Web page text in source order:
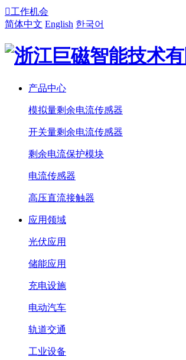
工作机会
简体中文 English 한국어
产品中心
模拟量剩余电流传感器
开关量剩余电流传感器
剩余电流保护模块
电流传感器
高压直流接触器
应用领域
光伏应用
储能应用
充电设施
电动汽车
轨道交通
工业设备